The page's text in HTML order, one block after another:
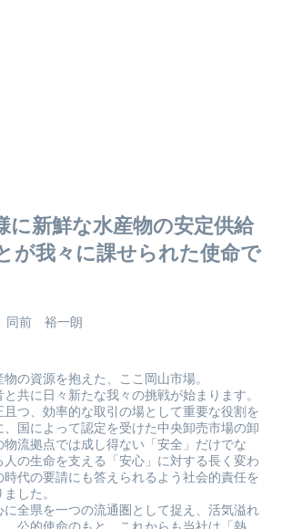
に新鮮な水産物の安定供給
が我々に課せられた使命で
の資源を抱えた、ここ岡山市場。
共に日々新たな我々の挑戦が始まります。
つ、効率的な取引の場として重要な役割を
国によって認定を受けた中央卸売市場の卸
流拠点では成し得ない「安全」だけでな
人の生命を支える「安心」に対する長く変わ
時代の要請にも答えられるよう社会的責任を
した。
に全県を一つの流通圏として捉え、活気溢れ